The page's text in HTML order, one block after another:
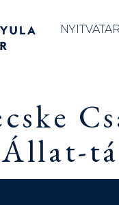
Állat-